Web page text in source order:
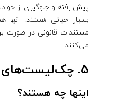
پیش رفته و جلوگیری از
بسیار حیاتی هستند. آنها
مستندات قانونی در صورت
می‌کنند.
5. چک‌لیست‌های بازرسی
اینها چه هستند؟